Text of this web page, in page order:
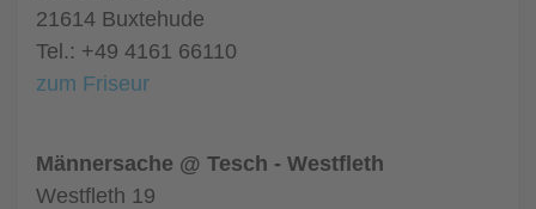
21614 Buxtehude
Tel.: +49 4161 66110
zum Friseur
Männersache @ Tesch - Westfleth
Westfleth 19